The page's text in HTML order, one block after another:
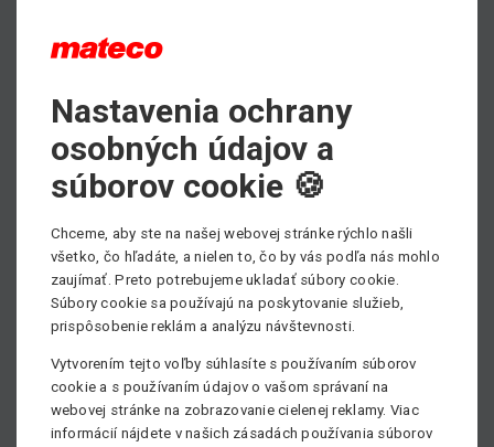
ďalšou kľúčovou záležitosťou nášho biznisu.
na to mimoriadny dôraz.
Sme si vedomí, že práve servis vždy ukáže, do akej miery
je firma skutočne spoľahlivá a profesionálna. Servis
pracovných plošín vykonávame po celej Slovenskej
Potrebujete servisovať pracovnú plošinu, prípadne
potrebujete viac informácii ohľaom servisu?
Naša servisná služba je k dispozícii 24 hodín, 7 dní v
týždni, 365 dni v roku.
Neváhajte kontaktovať nášho technika, všetky kontakty
nájdeteTU.
Nastavenia ochrany
osobných údajov a
súborov cookie 🍪
Chceme, aby ste na našej webovej stránke rýchlo našli
všetko, čo hľadáte, a nielen to, čo by vás podľa nás mohlo
zaujímať. Preto potrebujeme ukladať súbory cookie.
Súbory cookie sa používajú na poskytovanie služieb,
prispôsobenie reklám a analýzu návštevnosti.
Vytvorením tejto voľby súhlasíte s používaním súborov
cookie a s používaním údajov o vašom správaní na
webovej stránke na zobrazovanie cielenej reklamy. Viac
informácií nájdete v našich zásadách používania súborov